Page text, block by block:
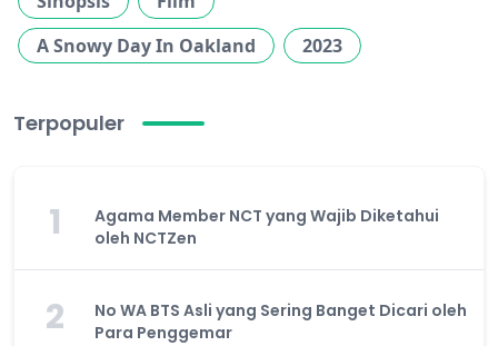
A Snowy Day In Oakland
2023
Terpopuler
1
Agama Member NCT yang Wajib Diketahui
oleh NCTZen
2
No WA BTS Asli yang Sering Banget Dicari oleh
Para Penggemar